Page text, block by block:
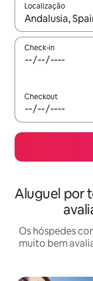
Localização
Quando os
Check-in
Checkout
Aluguel por
Os hóspedes
muito bem